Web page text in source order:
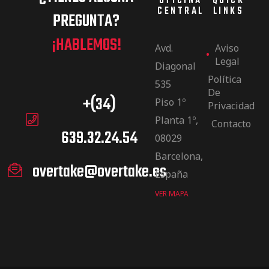
PREGUNTA?
¡HABLEMOS!
+(34)
639.32.24.54
overtake@overtake.es
CENTRAL
Avd.
Diagonal
535
Piso 1º
Planta 1º,
08029
Barcelona,
España
VER MAPA
LINKS
Aviso
Legal
Política
De
Privacidad
Contacto